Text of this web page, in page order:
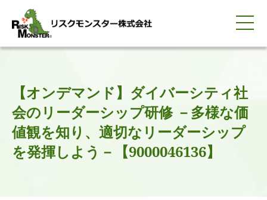
0120-259-440
簡体中文
ENGLISH
【オンデマンド】ダイバーシティ社
会のリーダーシップ研修 －多様な価
値観を知り、適切なリーダーシップ
を発揮しよう－【9000046136】